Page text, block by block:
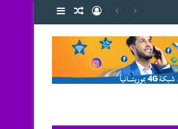
تسجيل الدخول
مقال عشوائي
إضافة عمود